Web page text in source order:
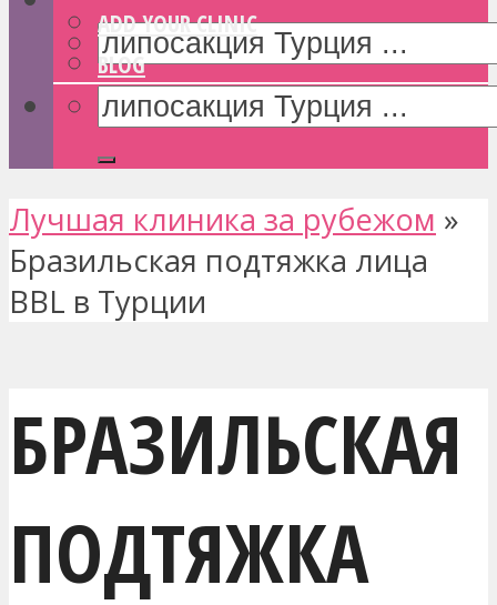
ADD YOUR CLINIC
BLOG
Лучшая клиника за рубежом »
Бразильская подтяжка лица
BBL в Турции
БРАЗИЛЬСКАЯ
ПОДТЯЖКА